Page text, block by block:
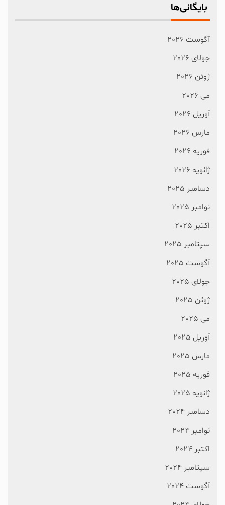
بایگانی‌ها
آگوست 2026
جولای 2026
ژوئن 2026
می 2026
آوریل 2026
مارس 2026
فوریه 2026
ژانویه 2026
دسامبر 2025
نوامبر 2025
اکتبر 2025
سپتامبر 2025
آگوست 2025
جولای 2025
ژوئن 2025
می 2025
آوریل 2025
مارس 2025
فوریه 2025
ژانویه 2025
دسامبر 2024
نوامبر 2024
اکتبر 2024
سپتامبر 2024
آگوست 2024